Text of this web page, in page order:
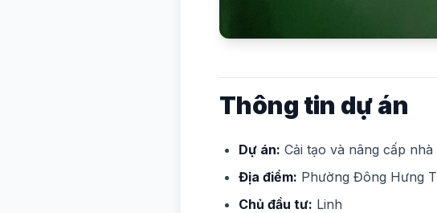
Thông tin dự án
Dự án: Cải tạo và nâng cấp nhà
Địa điểm: Phường Đông Hưng
Chủ đầu tư: Linh